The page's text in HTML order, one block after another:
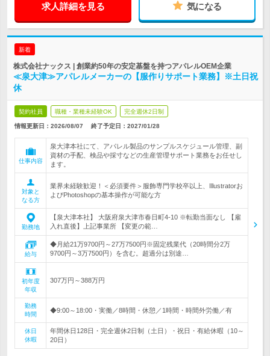
求人詳細を見る 気になる
新着
株式会社ナックス | 創業約50年の安定基盤を持つアパレルOEM企業
≪泉大津≫アパレルメーカーの【服作りサポート業務】※土日祝
休
契約社員 職種・業種未経験OK 完全週休2日制
情報更新日：2026/08/07 終了予定日： 2027/01/28
仕事内容
泉大津本社にて、アパレル製品のサンプルスケジュール管理、副
資材の手配、検品や採寸などの生産管理サポート業務をお任せし
ます。
対象と
なる方
業界未経験歓迎！＜必須要件＞服飾専門学校卒以上、Illustratorお
よびPhotoshopの基本操作が可能な方
勤務地
【泉大津本社】 大阪府泉大津市春日町4-10 ※転勤当面なし 【雇
入れ直後】上記事業所 【変更の範…
給与
◆月給21万9700円～27万7500円※固定残業代（20時間分2万
9700円～3万7500円）を含む。超過分は別途…
初年度
年収
307万円～388万円
勤務
時間
◆9:00～18:00・実働／8時間・休憩／1時間・時間外労働／有
休日
休暇
年間休日128日・完全週休2日制（土日）・祝日・有給休暇（10～
20日）